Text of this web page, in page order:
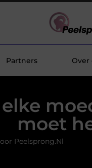
Partners Over
moet
Peelsprong.nl